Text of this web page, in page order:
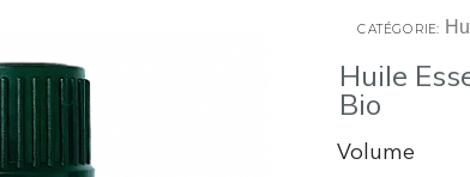
CATÉGORIE
Huile
Bio
Volume